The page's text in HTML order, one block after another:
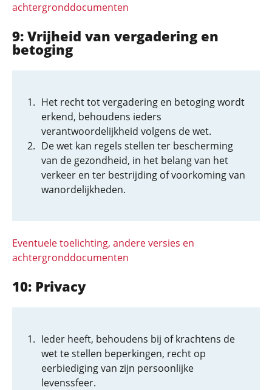
achtergronddocumenten
9: Vrijheid van vergadering en
betoging
Het recht tot vergadering en betoging wordt
erkend, behoudens ieders
verantwoordelijkheid volgens de wet.
De wet kan regels stellen ter bescherming
van de gezondheid, in het belang van het
verkeer en ter bestrijding of voorkoming van
wanordelijkheden.
Eventuele toelichting, andere versies en
achtergronddocumenten
10: Privacy
Ieder heeft, behoudens bij of krachtens de
wet te stellen beperkingen, recht op
eerbiediging van zijn persoonlijke
levenssfeer.